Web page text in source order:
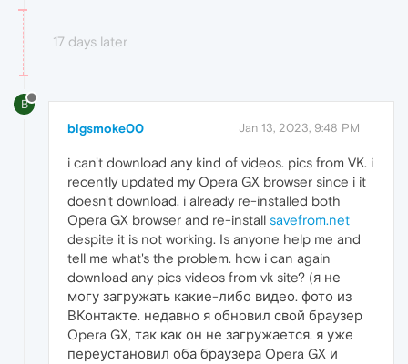
17 days later
B
bigsmoke00 Jan 13, 2023, 9:48 PM
i can't download any kind of videos. pics from VK. i
recently updated my Opera GX browser since i it
doesn't download. i already re-installed both
Opera GX browser and re-install savefrom.net
despite it is not working. Is anyone help me and
tell me what's the problem. how i can again
download any pics videos from vk site? (я не
могу загружать какие-либо видео. фото из
ВКонтакте. недавно я обновил свой браузер
Opera GX, так как он не загружается. я уже
переустановил оба браузера Opera GX и